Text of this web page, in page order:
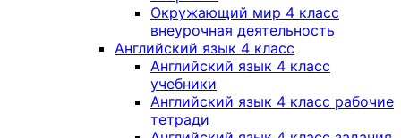
Окружающий мир 4 класс
внеурочная деятельность
Английский язык 4 класс
Английский язык 4 класс
учебники
Английский язык 4 класс рабочие
тетради